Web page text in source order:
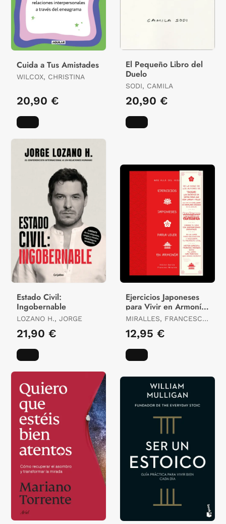
Cuida a Tus Amistades
WILCOX, CHRISTINA
20,90 €
El Pequeño Libro del
Duelo
SODI, CAMILA
20,90 €
Estado Civil:
Ingobernable
LOZANO H., JORGE
21,90 €
Ejercicios Japoneses
para Vivir en Armonía.
Más Allá del Ikigai
MIRALLES, FRANCESC /
GARCIA, HECTOR
12,95 €